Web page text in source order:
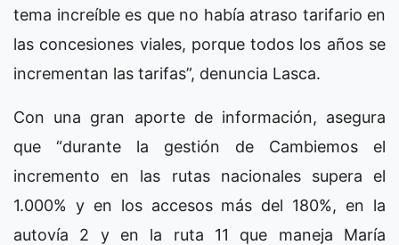
tema increíble es que no había atraso tarifario en
las concesiones viales, porque todos los años se
incrementan las tarifas”, denuncia Lasca.
Con una gran aporte de información, asegura
que “durante la gestión de Cambiemos el
incremento en las rutas nacionales supera el
1.000% y en los accesos más del 180%, en la
autovía 2 y en la ruta 11 que maneja María